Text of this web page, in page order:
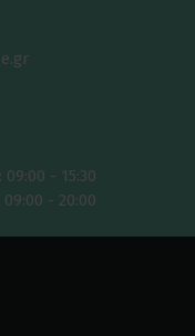
- 15:30
- 20:00